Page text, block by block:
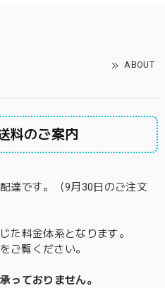
ABOUT
料のご案内
達です。（9月30日のご注文
た料金体系となります。
をご覧ください。
っておりません。